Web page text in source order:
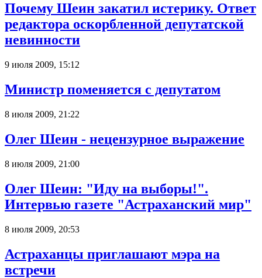
Почему Шеин закатил истерику. Ответ
редактора оскорбленной депутатской
невинности
9 июля 2009, 15:12
Министр поменяется с депутатом
8 июля 2009, 21:22
Олег Шеин - нецензурное выражение
8 июля 2009, 21:00
Олег Шеин: "Иду на выборы!".
Интервью газете "Астраханский мир"
8 июля 2009, 20:53
Астраханцы приглашают мэра на
встречи